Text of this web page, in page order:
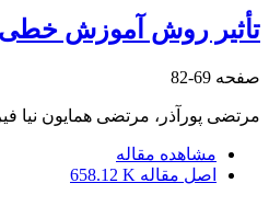
تأثیر روش آموزش خطی
صفحه 69-82
مرتضی پورآذر، مرتضی همایون نیا
مشاهده مقاله
اصل مقاله 658.12 K